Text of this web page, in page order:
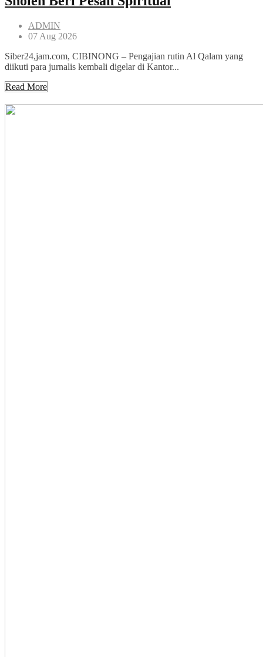
ADMIN
07 Aug 2026
Siber24,jam.com, CIBINONG – Pengajian rutin Al Qalam yang
diikuti para jurnalis kembali digelar di Kantor...
Read More